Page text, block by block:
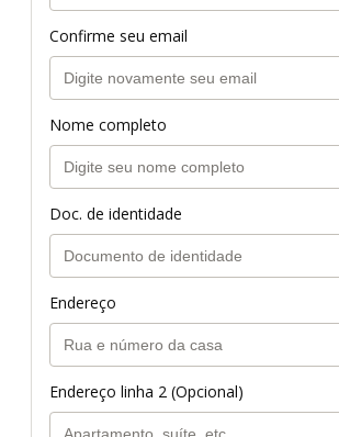
Confirme seu email
Nome completo
Doc. de identidade
Endereço
Endereço linha 2 (Opcional)